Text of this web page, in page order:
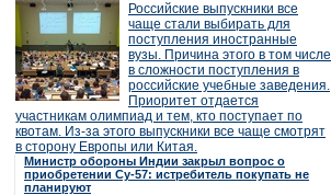
Российские выпускники все
чаще стали выбирать для
поступления иностранные
вузы. Причина этого в том числе
в сложности поступления в
российские учебные заведения.
Приоритет отдается
участникам олимпиад и тем, кто поступает по
квотам. Из-за этого выпускники все чаще смотрят
в сторону Европы или Китая.
Министр обороны Индии закрыл вопрос о
приобретении Су-57: истребитель покупать не
планируют